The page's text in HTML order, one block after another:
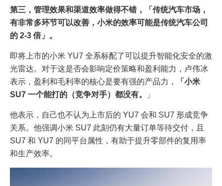
第三，管理效果和渠道效率做得不错，「传统汽车市场，
有非常多环节可以改善，小米的效率可能是传统汽车公司
的 2-3 倍」。
即将上市的小米 YU7 全系标配了可以提升智能化安全的激
光雷达。对于这是否会影响定价策略和盈利能力，卢伟冰
表示，盈利和毛利率的核心是要有强的产品力，
「小米
SU7 一个能打的（竞争对手）都没有。
」
他表示，自己也不认为上市后的 YU7 会和 SU7 形成竞争
关系。他强调小米 SU7 此刻仍有大量订单等待交付，且
SU7 和 YU7 的同平台属性，有助于提升零部件的复用率
和生产效率。